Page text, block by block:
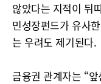
않았다는 지적이 뒤
민성장펀드가 유사
는 우려도 제기된다.
금융권 관계자는 “